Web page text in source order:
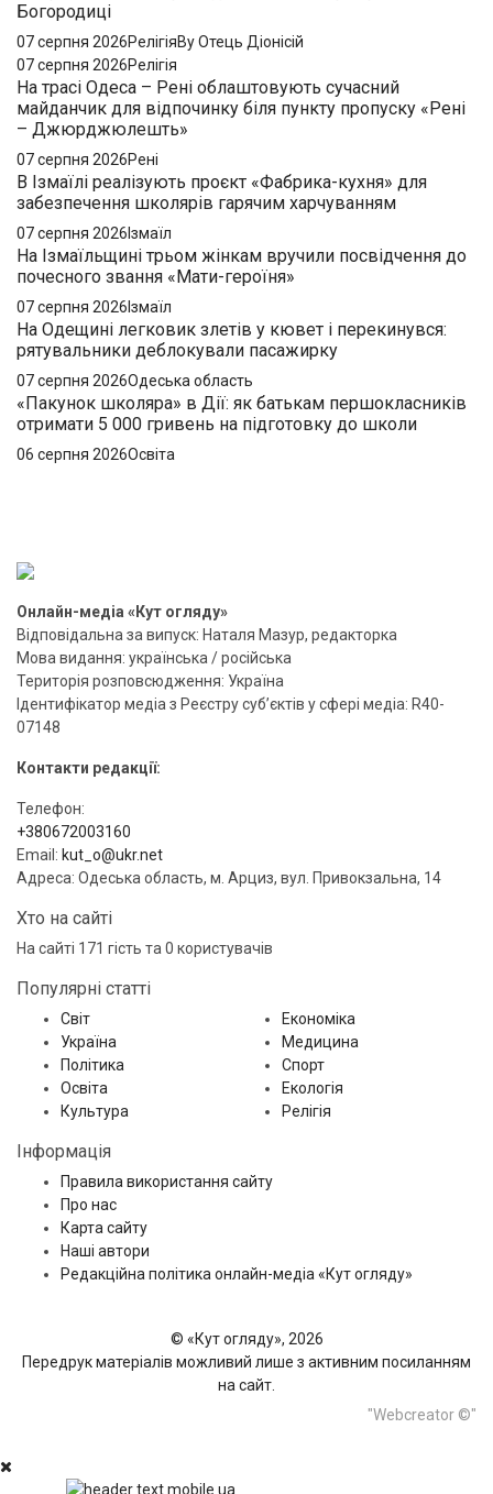
Богородиці
07 серпня 2026РелігіяBy Отець Діонісій
07 серпня 2026Релігія
На трасі Одеса – Рені облаштовують сучасний
майданчик для відпочинку біля пункту пропуску «Рені
– Джюрджюлешть»
07 серпня 2026Рені
В Ізмаїлі реалізують проєкт «Фабрика-кухня» для
забезпечення школярів гарячим харчуванням
07 серпня 2026 Ізмаїл
На Ізмаїльщині трьом жінкам вручили посвідчення до
почесного звання «Мати-героїня»
07 серпня 2026 Ізмаїл
На Одещині легковик злетів у кювет і перекинувся:
рятувальники деблокували пасажирку
07 серпня 2026Одеська область
«Пакунок школяра» в Дії: як батькам першокласників
отримати 5 000 гривень на підготовку до школи
06 серпня 2026Освіта
Онлайн-медіа «Кут огляду»
Відповідальна за випуск: Наталя Мазур, редакторка
Мова видання: українська / російська
Територія розповсюдження: Україна
Ідентифікатор медіа з Реєстру суб’єктів у сфері медіа: R40-
07148
Контакти редакції:
Телефон:
+380672003160
Email: kut_o@ukr.net
Адреса: Одеська область, м. Арциз, вул. Привокзальна, 14
Хто на сайті
На сайті 171 гість та 0 користувачів
Популярні статті
Світ
Україна
Політика
Освіта
Культура
Економіка
Медицина
Спорт
Екологія
Релігія
Інформація
Правила використання сайту
Про нас
Карта сайту
Наші автори
Редакційна політика онлайн-медіа «Кут огляду»
© «Кут огляду», 2026
Передрук матеріалів можливий лише з активним посиланням
на сайт.
"Webcreator ©"